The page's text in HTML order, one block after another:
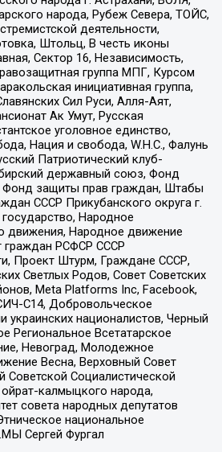
народа, Рубеж Севера, ТОЙС,
деятельности,
Штольц, В честь иконы
Сектор 16, Независимость,
группа МПГ, Курсом
инициативная группа,
Сил Руси, Алля-Аят,
Ак Умут, Русская
уголовное единство,
Нация и свобода, W.H.С., Фалунь
Патриотический клуб-
державный союз, Фонд
Фонд защиты прав граждан, Штабы
СССР Прикубанского округа г.
Народное
движения, Народное движение
граждан РСФСР СССР
Проект Штурм, Граждане СССР,
Светлых Родов, Совет Советских
Meta Platforms Inc, Facebook,
С14, Добровольческое
украинских националистов, Черный
Региональное Всетатарское
Невоград, Молодежное
Весна, Верховный Совет
Советской Социалистической
калмыцкого народа,
совета народных депутатов
национальное
Сергей Фургал